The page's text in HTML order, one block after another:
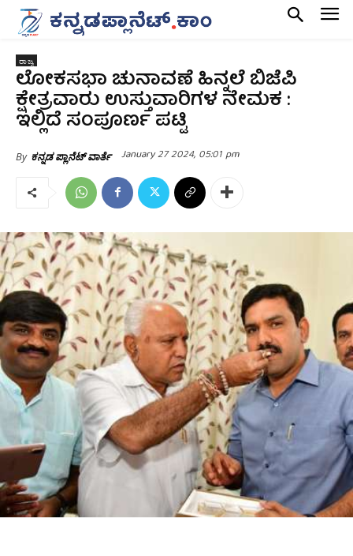
ರಾಜ್ಯ
ಲೋಕಸಭಾ ಚುನಾವಣೆ ಹಿನ್ನಲೆ ಬಿಜೆಪಿ
ಕ್ಷೇತ್ರವಾರು ಉಸ್ತುವಾರಿಗಳ ನೇಮಕ :
ಇಲ್ಲಿದೆ ಸಂಪೂರ್ಣ ಪಟ್ಟಿ
By ಕನ್ನಡ ಪ್ಲಾನೆಟ್ ವಾರ್ತೆ January 27 2024, 05:01 pm